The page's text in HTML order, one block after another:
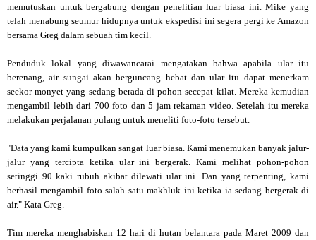
memutuskan untuk bergabung dengan penelitian luar biasa ini. Mike yang
telah menabung seumur hidupnya untuk ekspedisi ini segera pergi ke Amazon
bersama Greg dalam sebuah tim kecil.
Penduduk lokal yang diwawancarai mengatakan bahwa apabila ular itu
berenang, air sungai akan berguncang hebat dan ular itu dapat menerkam
seekor monyet yang sedang berada di pohon secepat kilat. Mereka kemudian
mengambil lebih dari 700 foto dan 5 jam rekaman video. Setelah itu mereka
melakukan perjalanan pulang untuk meneliti foto-foto tersebut.
"Data yang kami kumpulkan sangat luar biasa. Kami menemukan banyak jalur-
jalur yang tercipta ketika ular ini bergerak. Kami melihat pohon-pohon
setinggi 90 kaki rubuh akibat dilewati ular ini. Dan yang terpenting, kami
berhasil mengambil foto salah satu makhluk ini ketika ia sedang bergerak di
air." Kata Greg.
Tim mereka menghabiskan 12 hari di hutan belantara pada Maret 2009 dan